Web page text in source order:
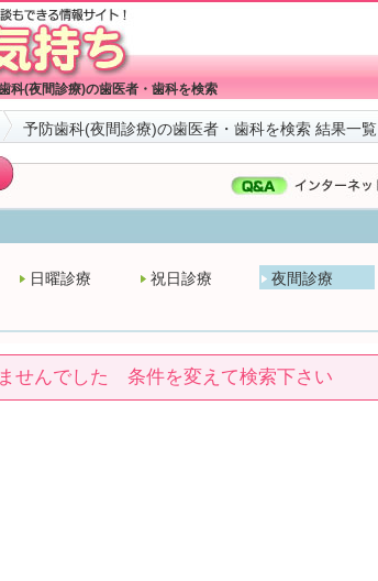
科(夜間診療)の歯医者・歯科を検索
予防歯科(夜間診療)の歯医者・歯科を検索 結果一覧
日曜診療 祝日診療 夜間診療
せんでした 条件を変えて検索下さい